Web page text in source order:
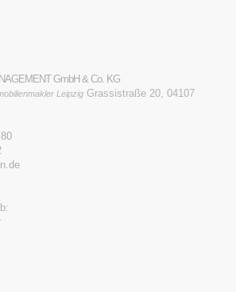
GmbH & Co. KG
LeipzigGrassistraße 20, 04107